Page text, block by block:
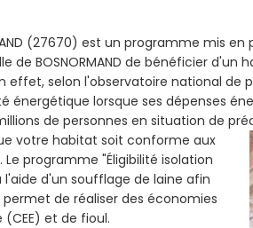
(27670) est un programme mis en
de BOSNORMAND de bénéficier d'un
effet, selon l'observatoire national de
énergétique lorsque ses dépenses
de personnes en situation de
votre habitat soit conforme aux
programme "Éligibilité isolation
l'aide d'un soufflage de laine afin
de réaliser des économies
et de fioul.